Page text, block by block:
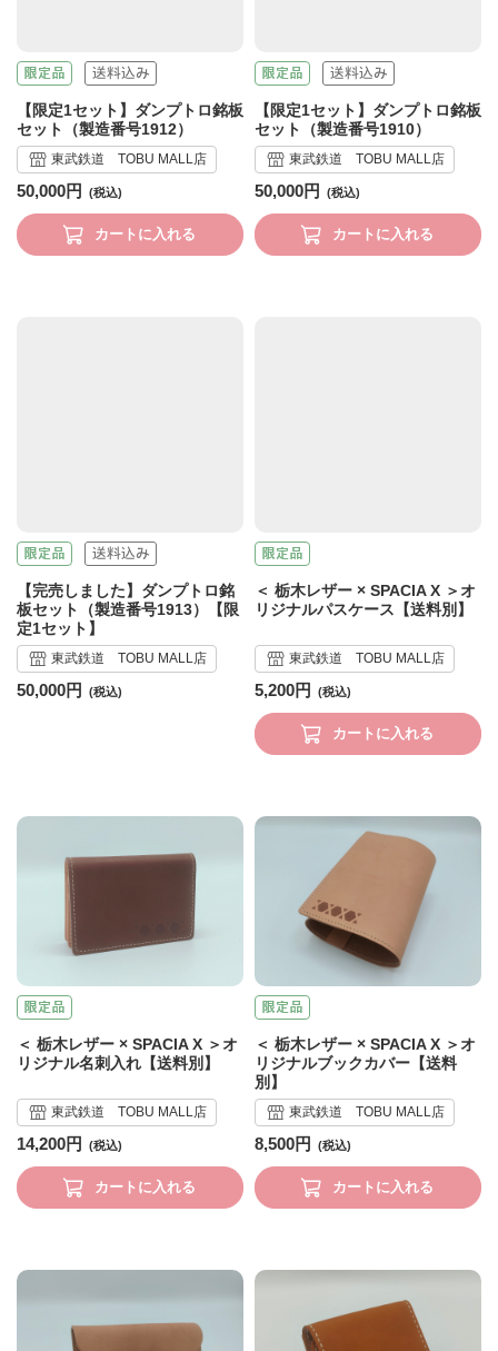
【限定1セット】ダンプトロ銘板
セット（製造番号1912）
東武鉄道 TOBU MALL店
50,000円
カートに入れる
【限定1セット】ダンプトロ銘板
セット（製造番号1910）
東武鉄道 TOBU MALL店
50,000円
カートに入れる
【完売しました】ダンプトロ銘
板セット（製造番号1913）【限
定1セット】
東武鉄道 TOBU MALL店
50,000円
＜ 栃木レザー × SPACIA X ＞オ
リジナルパスケース【送料別】
東武鉄道 TOBU MALL店
5,200円
カートに入れる
＜ 栃木レザー × SPACIA X ＞オ
リジナル名刺入れ【送料別】
東武鉄道 TOBU MALL店
14,200円
カートに入れる
＜ 栃木レザー × SPACIA X ＞オ
リジナルブックカバー【送料
別】
東武鉄道 TOBU MALL店
8,500円
カートに入れる